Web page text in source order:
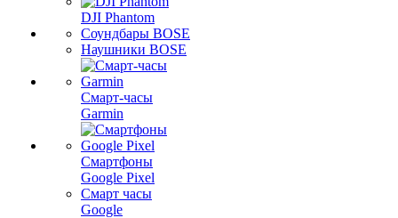
DJI Phantom
Соундбары BOSE
Наушники BOSE
Смарт-часы
Garmin
Смартфоны
Google Pixel
Смарт часы
Google